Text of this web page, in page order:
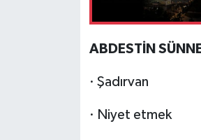
ABDESTİN
· Şadırvan
· Niyet etmek